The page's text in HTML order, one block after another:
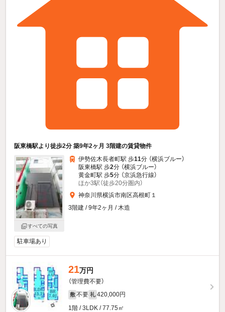
阪東橋駅より徒歩2分 築9年2ヶ月 3階建の賃貸物件
すべての写真
伊勢佐木長者町駅 歩11分 （横浜ブルー）
阪東橋駅 歩2分 （横浜ブルー）
黄金町駅 歩5分 （京浜急行線）
ほか3駅（徒歩20分圏内）
神奈川県横浜市南区高根町１
3階建 / 9年2ヶ月 / 木造
駐車場あり
21万円
（管理費不要）
敷 不要 礼 420,000円
1階 / 3LDK / 77.75㎡